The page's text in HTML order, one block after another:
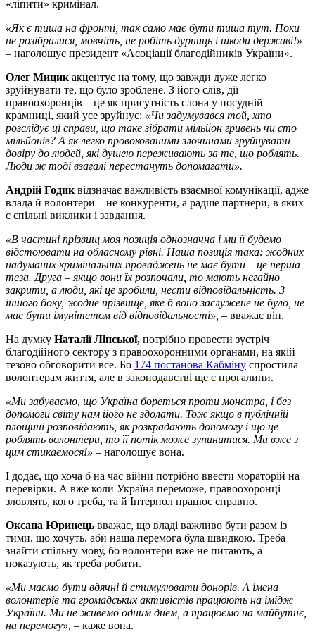
«ліпити» кримінал.
«Як є тиша на фронті, так само має бути тиша тут. Поки
не розібралися, мовчіть, не робіть дурниць і шкоди державі!»
– наголошує президент «Асоціації благодійників України».
Олег Мицик акцентує на тому, що завжди дуже легко
зруйнувати те, що було зроблене. З його слів, дії
правоохоронців – це як присутність слона у посудній
крамниці, який усе зруйнує: «Чи задумувався той, хто
розслідує ці справи, що таке зібрати мільйон гривень чи сто
мільйонів? А як легко провокованими злочинами зруйнувати
довіру до людей, які душею переживають за те, що роблять.
Люди ж тоді взагалі перестануть допомагати».
Андрій Годик відзначає важливість взаємної комунікації, адже
влада й волонтери – не конкуренти, а радше партнери, в яких
є спільні виклики і завдання.
«В частині прізвищ моя позиція однозначна і ми її будемо
відстоювати на обласному рівні. Наша позиція така: жодних
надуманих кримінальних проваджень не має бути – це перша
теза. Друга – якщо вони їх розпочали, то мають негайно
закрити, а люди, які це зробили, нести відповідальність. З
іншого боку, жодне прізвище, яке б воно заслужене не було, не
має бути імунітетом від відповідальності», – вважає він.
На думку Наталії Ліпської, потрібно провести зустріч
благодійного сектору з правоохоронними органами, на якій
тезово обговорити все. Бо 174 постанова Кабміну спростила
волонтерам життя, але в законодавстві ще є прогалини.
«Ми забуваємо, що Україна бореться проти монстра, і без
допомоги світу нам його не здолати. Тож якщо в публічній
площині розповідають, як розкрадають допомогу і що це
роблять волонтери, то її потік може зупинитися. Ми вже з
цим стикаємося!» – наголошує вона.
І додає, що хоча б на час війни потрібно ввести мораторій на
перевірки. А вже коли Україна переможе, правоохоронці
зловлять, кого треба, та й Інтерпол працює справно.
Оксана Юринець вважає, що владі важливо бути разом із
тими, що хочуть, аби наша перемога була швидкою. Треба
знайти спільну мову, бо волонтери вже не питають, а
показують, як треба робити.
«Ми маємо бути вдячні й стимулювати донорів. А імена
волонтерів та громадських активістів працюють на імідж
України. Ми не живемо одним днем, а працюємо на майбутнє,
на перемогу», – каже вона.